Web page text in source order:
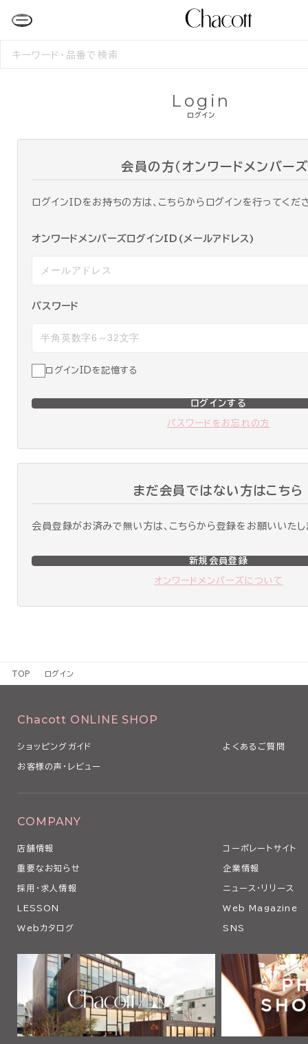
検
ログイン
Login
会員の方（オンワードメンバーズ
ログインIDをお持ちの方は、こちらからログインを行ってくだ
オンワードメンバーズログインID(メールアドレス)
パスワード
ログインIDを記憶する
ログインする
パスワードをお忘れの方
まだ会員ではない方はこちら
会員登録がお済みで無い方は、こちらから登録をお願いいたし
新規会員登録
オンワードメンバーズについて
TOP ログイン
Chacott ONLINE SHOP
ショッピングガイド よくあるご質問
お客様の声・レビュー
COMPANY
店舗情報 コーポレートサイト
重要なお知らせ 企業情報
採用・求人情報 ニュース・リリース
LESSON Web Magazine
Webカタログ SNS